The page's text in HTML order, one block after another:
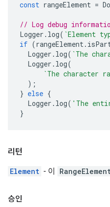
const rangeElement =
// Log debug
Logger . log( `Element
if (rangeElement.
Logger . log( `The
Logger . log(
`The character
);
} else {
Logger . log( 'The
}
리턴
Element - 이
승인